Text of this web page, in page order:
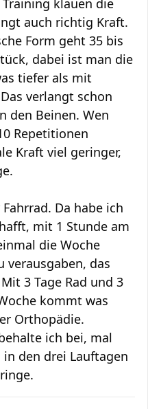
klauen die
auch richtig Kraft.
Form geht 35 bis
dabei ist man die
tiefer als mit
verlangt schon
den Beinen. Wen
Repetitionen
Kraft viel geringer,
Da habe ich
mit 1 Stunde am
die Woche
verausgaben, das
3 Tage Rad und 3
kommt was
Orthopädie.
ich bei, mal
in den drei Lauftagen